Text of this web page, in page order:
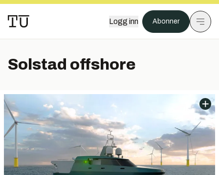
Logg inn Abonner
Solstad offshore